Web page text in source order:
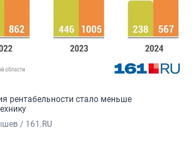
рентабельности стало меньше
/ 161.RU